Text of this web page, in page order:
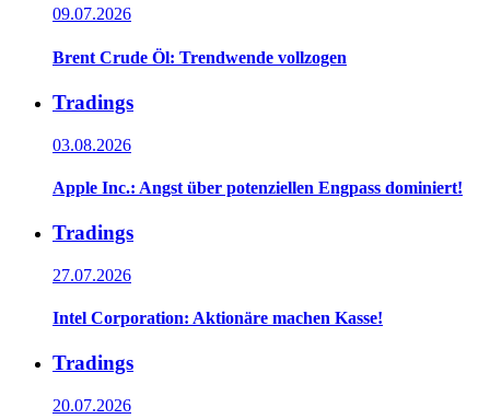
09.07.2026
Brent Crude Öl: Trendwende vollzogen
Tradings
03.08.2026
Apple Inc.: Angst über potenziellen Engpass dominiert!
Tradings
27.07.2026
Intel Corporation: Aktionäre machen Kasse!
Tradings
20.07.2026